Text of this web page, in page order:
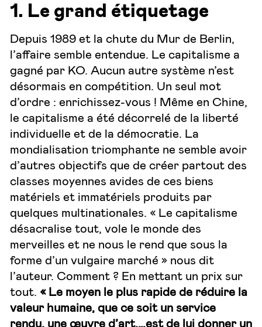
1. Le grand étiquetage
Depuis 1989 et la chute du Mur de Berlin,
l’affaire semble entendue. Le capitalisme a
gagné par KO. Aucun autre système n’est
désormais en compétition. Un seul mot
d’ordre : enrichissez-vous ! Même en Chine,
le capitalisme a été décorrelé de la liberté
individuelle et de la démocratie. La
mondialisation triomphante ne semble avoir
d’autres objectifs que de créer partout des
classes moyennes avides de ces biens
matériels et immatériels produits par
quelques multinationales. « Le capitalisme
désacralise tout, vole le monde des
merveilles et ne nous le rend que sous la
forme d’un vulgaire marché » nous dit
l’auteur. Comment ? En mettant un prix sur
tout. « Le moyen le plus rapide de réduire la
valeur humaine, que ce soit un service
rendu, une œuvre d’art,…est de lui donner un